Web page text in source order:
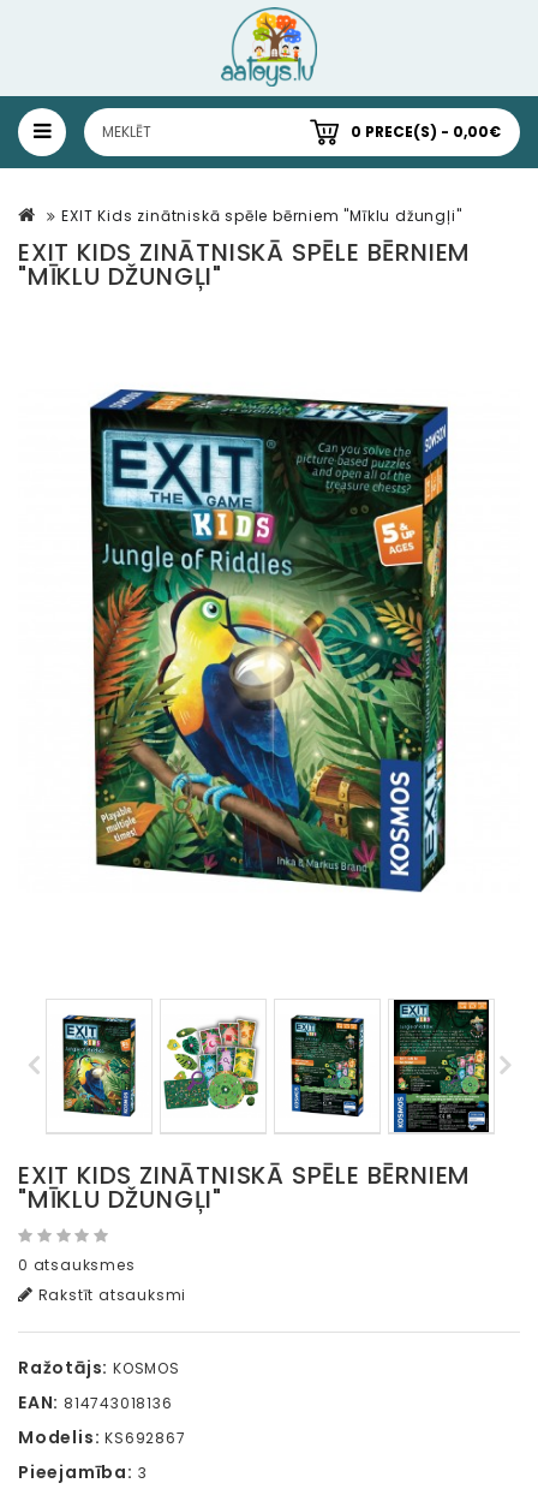
0 PRECE(S) - 0,00€
EXIT Kids zinātniskā spēle bērniem "Mīklu džungļi"
EXIT KIDS ZINĀTNISKĀ SPĒLE BĒRNIEM
"MĪKLU DŽUNGĻI"
EXIT KIDS ZINĀTNISKĀ SPĒLE BĒRNIEM
"MĪKLU DŽUNGĻI"
0 atsauksmes
Rakstīt atsauksmi
Ražotājs: KOSMOS
EAN: 814743018136
Modelis: KS692867
Pieejamība: 3